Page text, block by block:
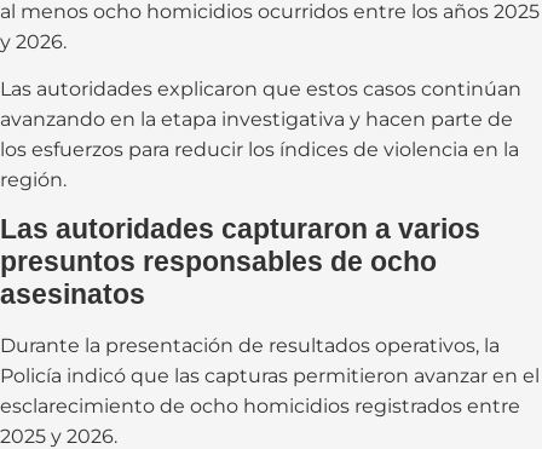
al menos ocho homicidios ocurridos entre los años 2025
y 2026.
Las autoridades explicaron que estos casos continúan
avanzando en la etapa investigativa y hacen parte de
los esfuerzos para reducir los índices de violencia en la
región.
Las autoridades capturaron a varios
presuntos responsables de ocho
asesinatos
Durante la presentación de resultados operativos, la
Policía indicó que las capturas permitieron avanzar en el
esclarecimiento de ocho homicidios registrados entre
2025 y 2026.